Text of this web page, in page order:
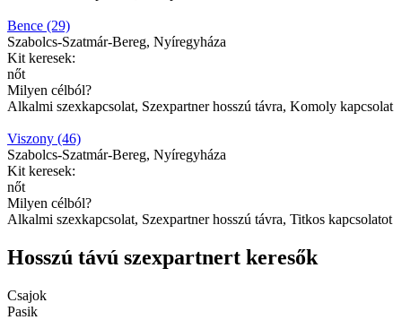
Bence (29)
Szabolcs-Szatmár-Bereg, Nyíregyháza
Kit keresek:
nőt
Milyen célból?
Alkalmi szexkapcsolat, Szexpartner hosszú távra, Komoly kapcsolat
Viszony (46)
Szabolcs-Szatmár-Bereg, Nyíregyháza
Kit keresek:
nőt
Milyen célból?
Alkalmi szexkapcsolat, Szexpartner hosszú távra, Titkos kapcsolatot
Hosszú távú szexpartnert keresők
Csajok
Pasik